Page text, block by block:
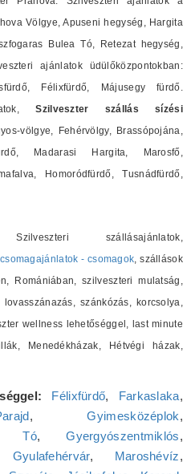
Völgye, Apuseni hegység, Hargita
Bulea Tó, Retezat hegység,
ajánlatok üdülőközpontokban:
Félixfürdő, Májusegy fürdő.
Szilveszter szállás sízési
völgye, Fehérvölgy, Brassópojána,
Madarasi Hargita, Marosfő,
Homoródfürdő, Tusnádfürdő,
szállásajánlatok,
- csomagok, szállások
Romániában, szilveszteri mulatság,
szánkózás, korcsolya,
wellness lehetőséggel, last minute
Menedékházak, Hétvégi házak,
Félixfürdő, Farkaslaka,
,Gyimesközéplok,
Tó,Gyergyószentmiklós,
Gyulafehérvár, Maroshévíz,